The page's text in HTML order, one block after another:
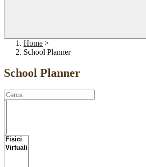
Home >
School Planner
School Planner